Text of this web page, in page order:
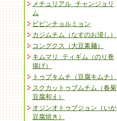
メチュリアル チャンジョリ
ム
ビビンチョルミョン
カジムチム（なすのお浸し）
コングクス（大豆素麺）
キムマリ ティギム（のり巻
揚げ）
トゥブキムチ（豆腐キムチ）
スクカットゥブムチム（春菊
豆腐和え）
オジンオトゥブジョン（いか
豆腐焼き）